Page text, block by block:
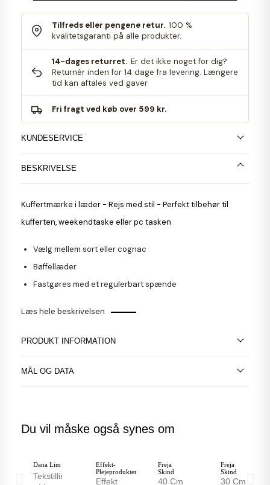
Tilfreds eller pengene retur. 100 %
kvalitetsgaranti på alle produkter.
14-dages returret. Er det ikke noget for dig?
Returnér inden for 14 dage fra levering. Længere
tid kan aftales ved gaver
Fri fragt ved køb over 599 kr.
KUNDESERVICE
BESKRIVELSE
Kuffertmærke i læder - Rejs med stil - Perfekt tilbehør til
kufferten, weekendtaske eller pc tasken
Vælg mellem sort eller cognac
Bøffellæder
Fastgøres med et regulerbart spænde
Læs hele beskrivelsen
PRODUKT INFORMATION
MÅL OG DATA
Du vil måske også synes om
Dana Lim
Tekstillim
Effekt-
Plejeprodukter
Effekt
Freja
Skind
40 Cm
Freja
Skind
30 Cm